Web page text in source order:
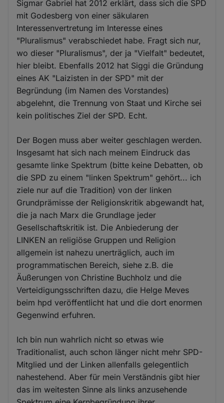
Sigmar Gabriel hat 2012 erklärt, dass sich die SPD
mit Godesberg von einer säkularen
Interessenvertretung im Interesse eines
"Pluralismus" verabschiedet habe. Fragt sich nur,
wo dieser "Pluralismus", der ja "Vielfalt" bedeutet,
hier bleibt. Ebenfalls 2012 hat Siggi die Gründung
eines AK "Laizisten in der SPD" mit der
Begründung (im Namen des Vorstandes)
abgelehnt, die Trennung von Staat und Kirche sei
kein politisches Ziel der SPD. Echt.
Der Bogen muss aber weiter geschlagen werden.
Insgesamt hat sich nach meinem Eindruck das
gesamte linke Spektrum (bitte keine Debatten, ob
die SPD zu einem "linken Spektrum" gehört... ich
ziele nur auf die Tradition) von der linken
Grundprämisse der Religionskritik abgewandt hat,
die ja nach Marx die Grundlage jeder
Gesellschaftskritik ist. Die Anbiederung der
LINKEN an religiöse Gruppen und Religion
allgemein ist nahezu unerträglich, auch im
programmatischen Bereich, siehe z.B. die
Äußerungen von Christine Buchholz und die
Verteidigungsschriften dazu, die Helge Meves
beim hpd veröffentlicht hat und die dort enormen
Gegenwind erfuhren.
Ich bin nun wahrlich nicht so etwas wie
Traditionalist, auch schon länger nicht mehr SPD-
Mitglied und der Linken allenfalls gelegentlich
nahestehend. Aber für mein Verständnis gibt hier
das im weitesten Sinne als links anzusehende